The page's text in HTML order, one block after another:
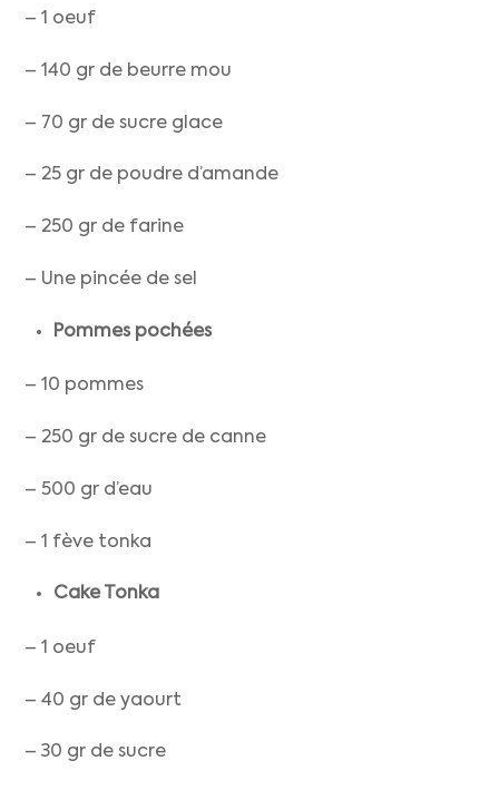
– 1 oeuf
– 140 gr de beurre mou
– 70 gr de sucre glace
– 25 gr de poudre d’amande
– 250 gr de farine
– Une pincée de sel
Pommes pochées
– 10 pommes
– 250 gr de sucre de canne
– 500 gr d’eau
– 1 fève tonka
Cake Tonka
– 1 oeuf
– 40 gr de yaourt
– 30 gr de sucre